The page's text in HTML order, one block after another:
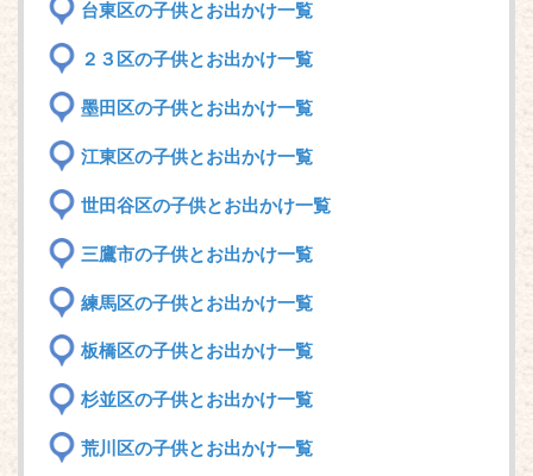
台東区の子供とお出かけ一覧
２３区の子供とお出かけ一覧
墨田区の子供とお出かけ一覧
江東区の子供とお出かけ一覧
世田谷区の子供とお出かけ一覧
三鷹市の子供とお出かけ一覧
練馬区の子供とお出かけ一覧
板橋区の子供とお出かけ一覧
杉並区の子供とお出かけ一覧
荒川区の子供とお出かけ一覧